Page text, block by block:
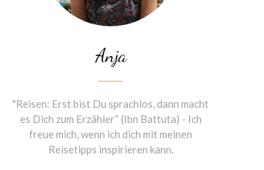
Anja
"Reisen: Erst bist Du sprachlos, dann macht
es Dich zum Erzähler“ (Ibn Battuta) - Ich
freue mich, wenn ich dich mit meinen
Reisetipps inspirieren kann.